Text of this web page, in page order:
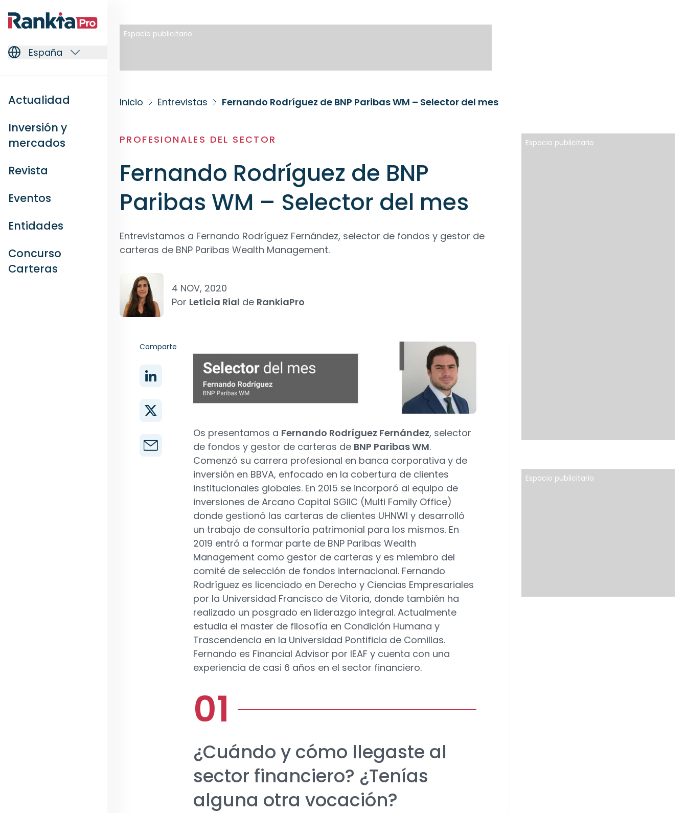
España
Actualidad
Inversión y
mercados
Revista
Eventos
Entidades
Concurso
Carteras
Espacio publicitario
Inicio Entrevistas Fernando Rodríguez de BNP Paribas WM – Selector del mes
PROFESIONALES DEL SECTOR
Fernando Rodríguez de BNP
Paribas WM – Selector del mes
Entrevistamos a Fernando Rodríguez Fernández, selector de fondos y gestor de
carteras de BNP Paribas Wealth Management.
4 NOV, 2020
Por Leticia Rial de RankiaPro
Comparte
Os presentamos a Fernando Rodríguez Fernández, selector
de fondos y gestor de carteras de BNP Paribas WM.
Comenzó su carrera profesional en banca corporativa y de
inversión en BBVA, enfocado en la cobertura de clientes
institucionales globales. En 2015 se incorporó al equipo de
inversiones de Arcano Capital SGIIC (Multi Family Office)
donde gestionó las carteras de clientes UHNWI y desarrolló
un trabajo de consultoría patrimonial para los mismos. En
2019 entró a formar parte de BNP Paribas Wealth
Management como gestor de carteras y es miembro del
comité de selección de fondos internacional. Fernando
Rodríguez es licenciado en Derecho y Ciencias Empresariales
por la Universidad Francisco de Vitoria, donde también ha
realizado un posgrado en liderazgo integral. Actualmente
estudia el master de filosofía en Condición Humana y
Trascendencia en la Universidad Pontificia de Comillas.
Fernando es Financial Advisor por IEAF y cuenta con una
experiencia de casi 6 años en el sector financiero.
¿Cuándo y cómo llegaste al
sector financiero? ¿Tenías
alguna otra vocación?
Espacio publicitario
Espacio publicitario